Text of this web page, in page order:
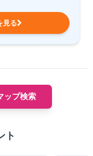
見る
ップ検索
ト